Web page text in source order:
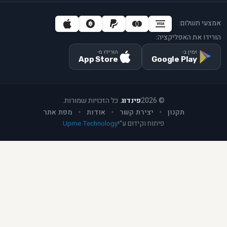
אמצעי תשלום:
הורידו את האפליקציה:
זמין ב-
Google Play
הורידו מ-
App Store
©
2026פינדוג. כל הזכויות שמורות.
תקנון
יצירת קשר אודות מפת אתר
פיתוח וקידום ע"יUpme Technology